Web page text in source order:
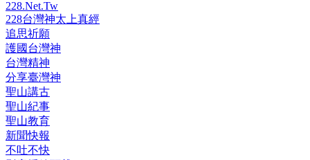
228.Net.Tw
228台灣神太上真經
追思祈願
護國台灣神
台灣精神
分享臺灣神
聖山講古
聖山紀事
聖山教育
新聞快報
不吐不快